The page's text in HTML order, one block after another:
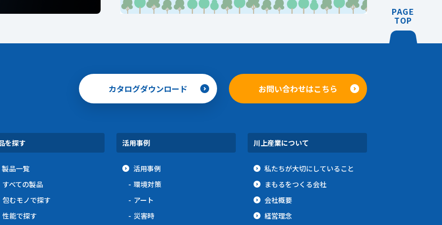
PAGE
TOP
カタログダウンロード お問い合わせはこちら
を探す
製品一覧
すべての製品
包むモノで探す
性能で探す
活用事例
活用事例
環境対策
アート
災害時
川上産業について
私たちが大切にしていること
まもるをつくる会社
会社概要
経営理念